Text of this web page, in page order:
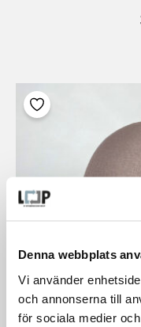
Denna webbplats
Vi använder
och annonserna till
för sociala medier